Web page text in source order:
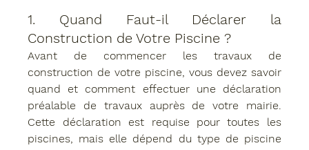
1. Quand Faut-il Déclarer la
Construction de Votre Piscine ?
Avant de commencer les travaux de
construction de votre piscine, vous devez savoir
quand et comment effectuer une déclaration
préalable de travaux auprès de votre mairie.
Cette déclaration est requise pour toutes les
piscines, mais elle dépend du type de piscine